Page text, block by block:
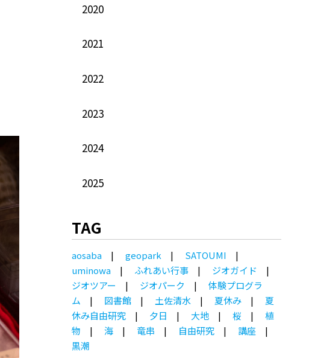
2020
2021
2022
2023
2024
2025
TAG
aosaba geopark
SATOUMI
uminowa
ふれあい行事
ジオガイド
ジオツアー
ジオパーク
体験プログラ
ム
図書館 土佐清水 夏休み
夏
休み自由研究
夕日 大地 桜
植
物
海 竜串 自由研究
講座
黒潮